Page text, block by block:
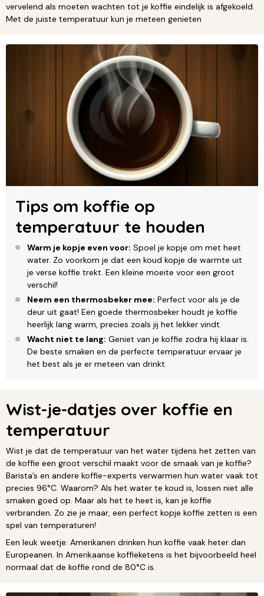
vervelend als moeten wachten tot je koffie eindelijk is afgekoeld.
Met de juiste temperatuur kun je meteen genieten
Tips om koffie op
temperatuur te houden
Warm je kopje even voor: Spoel je kopje om met heet
water. Zo voorkom je dat een koud kopje de warmte uit
je verse koffie trekt. Een kleine moeite voor een groot
verschil!
Neem een thermosbeker mee: Perfect voor als je de
deur uit gaat! Een goede thermosbeker houdt je koffie
heerlijk lang warm, precies zoals jij het lekker vindt.
Wacht niet te lang: Geniet van je koffie zodra hij klaar is.
De beste smaken en de perfecte temperatuur ervaar je
het best als je er meteen van drinkt.
Wist-je-datjes over koffie en
temperatuur
Wist je dat de temperatuur van het water tijdens het zetten van
de koffie een groot verschil maakt voor de smaak van je koffie?
Barista’s en andere koffie-experts verwarmen hun water vaak tot
precies 96°C. Waarom? Als het water te koud is, lossen niet alle
smaken goed op. Maar als het te heet is, kan je koffie
verbranden. Zo zie je maar, een perfect kopje koffie zetten is een
spel van temperaturen!
Een leuk weetje: Amerikanen drinken hun koffie vaak heter dan
Europeanen. In Amerikaanse koffieketens is het bijvoorbeeld heel
normaal dat de koffie rond de 80°C is.